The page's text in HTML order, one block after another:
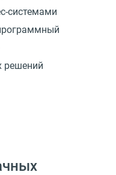
системами
решений